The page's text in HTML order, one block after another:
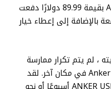
لكن محطة شحن Anker Nano بقيمة 89.99 دولارًا دفعت
بالإضافة إلى إعطاء خيار
، لم يتم تكرار ممارسة
التجميع المشكوك فيها في Anker في مكان آخر. لقد